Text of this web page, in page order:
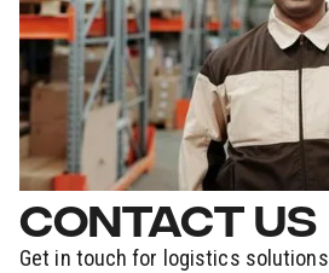
CONTACT US
Get in touch for logistics solutions